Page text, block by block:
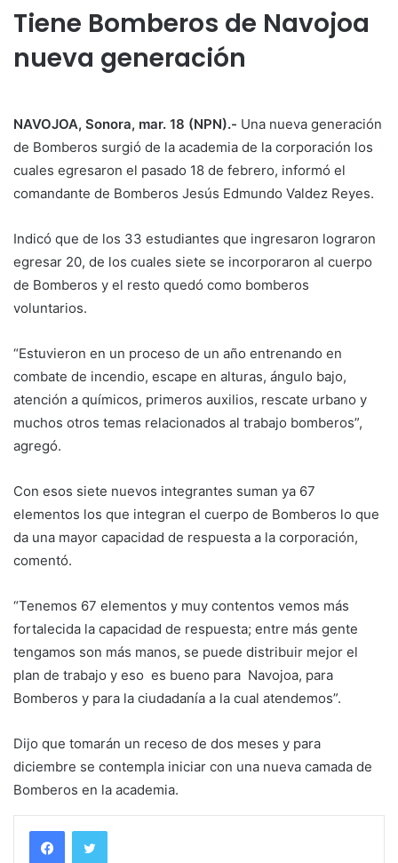
Tiene Bomberos de Navojoa
nueva generación
NAVOJOA, Sonora, mar. 18 (NPN).- Una nueva generación
de Bomberos surgió de la academia de la corporación los
cuales egresaron el pasado 18 de febrero, informó el
comandante de Bomberos Jesús Edmundo Valdez Reyes.
Indicó que de los 33 estudiantes que ingresaron lograron
egresar 20, de los cuales siete se incorporaron al cuerpo
de Bomberos y el resto quedó como bomberos
voluntarios.
“Estuvieron en un proceso de un año entrenando en
combate de incendio, escape en alturas, ángulo bajo,
atención a químicos, primeros auxilios, rescate urbano y
muchos otros temas relacionados al trabajo bomberos”,
agregó.
Con esos siete nuevos integrantes suman ya 67
elementos los que integran el cuerpo de Bomberos lo que
da una mayor capacidad de respuesta a la corporación,
comentó.
“Tenemos 67 elementos y muy contentos vemos más
fortalecida la capacidad de respuesta; entre más gente
tengamos son más manos, se puede distribuir mejor el
plan de trabajo y eso es bueno para Navojoa, para
Bomberos y para la ciudadanía a la cual atendemos”.
Dijo que tomarán un receso de dos meses y para
diciembre se contempla iniciar con una nueva camada de
Bomberos en la academia.